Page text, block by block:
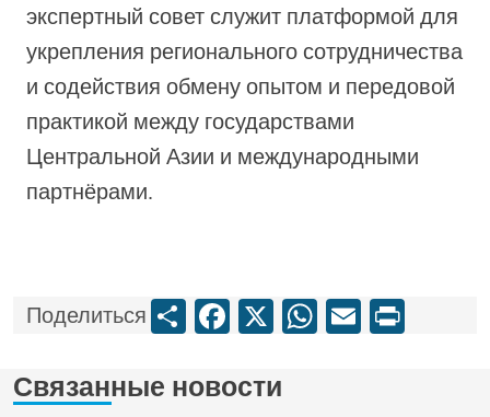
экспертный совет служит платформой для
укрепления регионального сотрудничества
и содействия обмену опытом и передовой
практикой между государствами
Центральной Азии и международными
партнёрами.
ПоделитьсяShareFacebook
X WhatsApp
Email
Print
Связанные новости